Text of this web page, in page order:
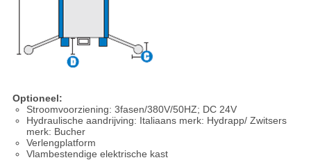
Optioneel:
Stroomvoorziening: 3fasen/380V/50HZ; DC 24V
Hydraulische aandrijving: Italiaans merk: Hydrapp/ Zwitsers
merk: Bucher
Verlengplatform
Vlambestendige elektrische kast